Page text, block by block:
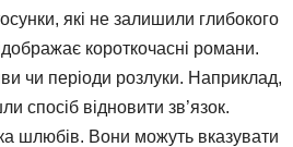
які не залишили глибокого
короткочасні романи.
чи періоди розлуки. Наприклад,
спосіб відновити зв’язок.
шлюбів. Вони можуть вказувати